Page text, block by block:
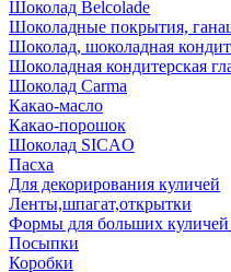
Шоколад Belcolade
Шоколадные покрытия,
Шоколад, шоколадная
Шоколадная кондитерская
Шоколад Carma
Какао-масло
Какао-порошок
Шоколад SICAO
Пасха
Для декорирования куличей
Ленты,шпагат,открытки
Формы для больших куличей
Посыпки
Коробки